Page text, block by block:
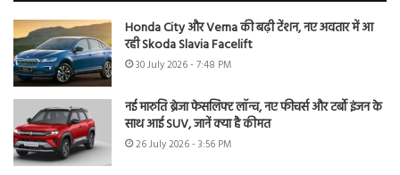
Honda City और Verna की बढ़ी टेंशन, नए अवतार में आ
रही Skoda Slavia Facelift
30 July 2026 - 7:48 PM
नई मारुति ब्रेजा फेसलिफ्ट लॉन्च, नए फीचर्स और टर्बो इंजन के
साथ आई SUV, जानें क्या है कीमत
26 July 2026 - 3:56 PM